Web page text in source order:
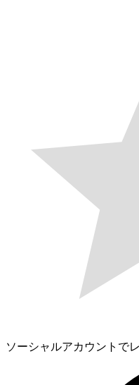
ソーシャルアカウントで